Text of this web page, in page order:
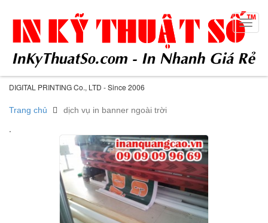
DIGITAL PRINTING Co., LTD - Since 2006
Trang chủ dịch vụ in banner ngoài trời
.